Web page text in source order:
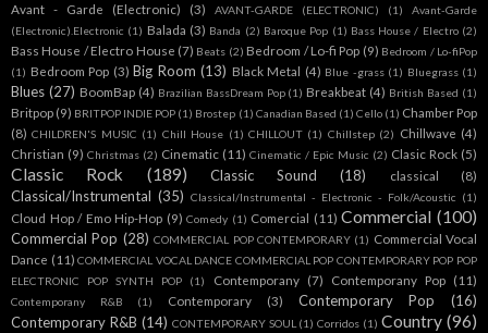
Avant - Garde (Electronic)
(3) AVANT-GARDE (ELECTRONIC) (1)
Avant-Garde
(Electronic).Electronic (1) Balada (3) Banda (2) Baroque Pop (1) Bass House / Electro (2)
Bass House / Electro House (7) Beats (2) Bedroom / Lo-fi Pop (9) Bedroom / Lo-fiPop
(1) Bedroom Pop (3) Big Room (13) Black Metal (4) Blue -grass (1) Bluegrass (1)
Blues (27) BoomBap (4) Brazilian BassDream Pop (1) Breakbeat (4) British Based (1)
Britpop (9) BRITPOP INDIE POP (1) Brostep (1) Canadian Based (1) Cello (1) Chamber Pop
(8) CHILDREN'S MUSIC (1) Chill House (1) CHILLOUT (1) Chillstep (2) Chillwave (4)
Christian (9) Christmas (2) Cinematic (11) Cinematic / Epic Music (2) Clasic Rock (5)
Classic Rock (189) Classic Sound (18) classical (8)
Classical/Instrumental (35) Classical/Instrumental - Electronic - Folk/Acoustic (1)
Cloud Hop / Emo Hip-Hop (9) Comedy (1) Comercial (11) Commercial (100)
Commercial Pop (28) COMMERCIAL POP CONTEMPORARY (1) Commercial Vocal
Dance (11) COMMERCIAL VOCAL DANCE COMMERCIAL POP CONTEMPORARY POP POP
ELECTRONIC POP SYNTH POP
(1) Contemporany (7) Contemporany Pop (11)
Contemporany R&B (1) Contemporary (3) Contemporary Pop
(16)
Contemporary R&B (14) CONTEMPORARY SOUL (1) Corridos (1) Country (96)